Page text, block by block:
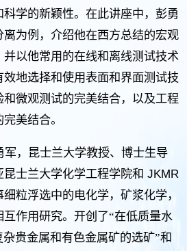
学的新颖性。在此讲座中，彭勇
为例，介绍他在西方总结的宏观
以他常用的在线和离线测试技术
地选择和使用表面和界面测试技
微观测试的完美结合，以及工程
美结合。
军，昆士兰大学教授、博士生导
士兰大学化学工程学院和 JKMR
粒浮选中的电化学，矿浆化学，
作用研究。开创了“在低质量水
贵金属和有色金属矿的选矿”和